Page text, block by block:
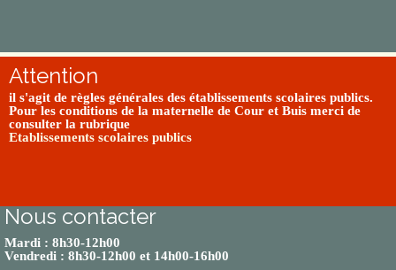
Attention
il s'agit de règles générales des établissements scolaires publics.
Pour les conditions de la maternelle de Cour et Buis merci de
consulter la rubrique
Etablissements scolaires publics
Nous contacter
Mardi : 8h30-12h00
Vendredi : 8h30-12h00 et 14h00-16h00